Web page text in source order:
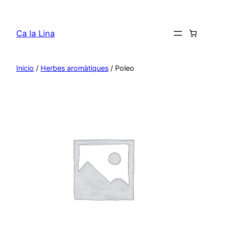
contenido
Ca la Lina
Inicio / Herbes aromàtiques / Poleo